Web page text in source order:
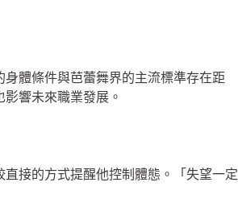
體條件與芭蕾舞界的主流標準存在距
響未來職業發展。
接的方式提醒他控制體態。「失望一定